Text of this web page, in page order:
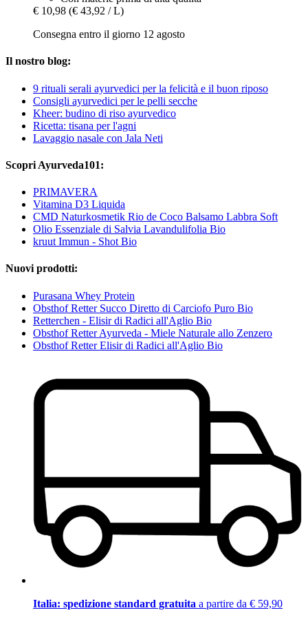
€ 10,98 (€ 43,92 / L)
Consegna entro il giorno 12 agosto
Il nostro blog:
9 rituali serali ayurvedici per la felicità e il buon riposo
Consigli ayurvedici per le pelli secche
Kheer: budino di riso ayurvedico
Ricetta: tisana per l'agni
Lavaggio nasale con Jala Neti
Scopri Ayurveda101:
PRIMAVERA
Vitamina D3 Liquida
CMD Naturkosmetik Rio de Coco Balsamo Labbra Soft
Olio Essenziale di Salvia Lavandulifolia Bio
kruut Immun - Shot Bio
Nuovi prodotti:
Purasana Whey Protein
Obsthof Retter Succo Diretto di Carciofo Puro Bio
Retterchen - Elisir di Radici all'Aglio Bio
Obsthof Retter Ayurveda - Miele Naturale allo Zenzero
Obsthof Retter Elisir di Radici all'Aglio Bio
Italia: spedizione standard gratuita a partire da € 59,90